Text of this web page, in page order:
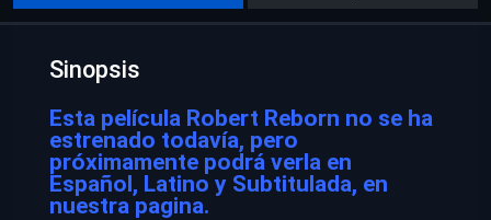
Sinopsis
Esta película Robert Reborn no se ha
estrenado todavía, pero
próximamente podrá verla en
Español, Latino y Subtitulada, en
nuestra pagina.